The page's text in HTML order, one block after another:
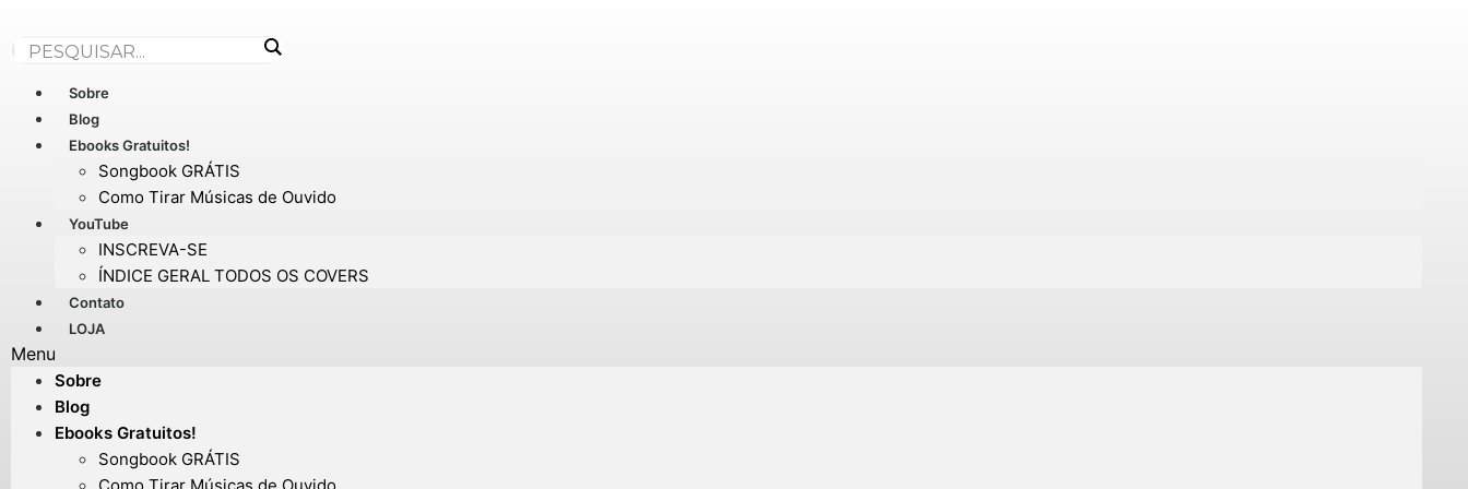
para
conteúdoSobre
Blog
Ebooks Gratuitos!
Songbook GRÁTIS
Como Tirar Músicas de Ouvido
YouTube
INSCREVA-SE
ÍNDICE GERAL TODOS OS COVERS
Contato
LOJA
Menu
Sobre
Blog
Ebooks Gratuitos!
Songbook GRÁTIS